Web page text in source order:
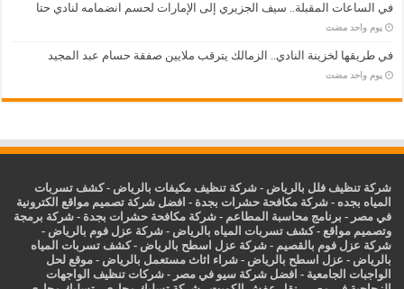
في الساعات المقبلة.. سيف الجزيري إلى الإمارات لحسم انضمامه لنادي حتا
‏يوم واحد مضت
في طريقها لخزينة النادي.. الزمالك يترقب ملايين صفقة حسام عبد المجيد
‏يوم واحد مضت
شركة تنظيف فلل بالرياض -شركة تنظيف مكيفات بالرياض -كشف تسربات
المياه بجده -شركة مكافحة حشرات بجدة - افضل شركة تصميم مواقع الكترونية
في مصر - برنامج محاسبة المطاعم -شركة مكافحة حشرات بجدة -شركة برمجة
وتصميم مواقع -كشف تسربات المياه بالرياض -شركة عزل فوم بالرياض -
شركة عزل فوم بالقصيم -شركة عزل اسطح بالرياض -كشف تسربات المياه
بالرياض - عزل اسطح بالرياض -شراء اثاث مستعمل بالرياض - موقع لحل
الواجبات الجامعية - افضل شركة سيو في مصر -شركات تنظيف الواجهات